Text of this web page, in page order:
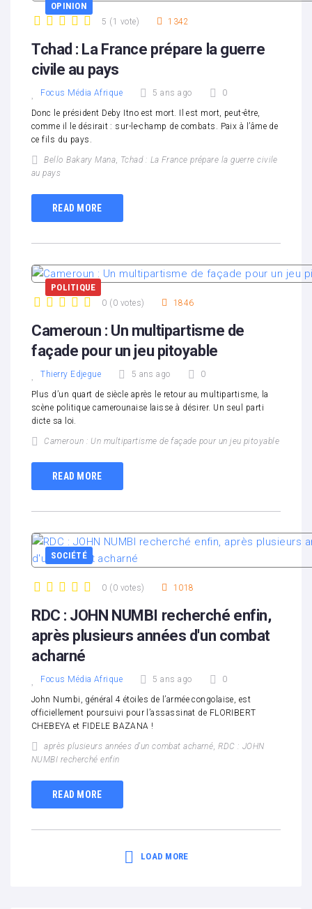
OPINION
5 ( 1 vote) 1342
Tchad : La France prépare la guerre
civile au pays
Focus Média Afrique 5 ans ago 0
Donc le président Deby Itno est mort. Il est mort, peut-être,
comme il le désirait : sur-le-champ de combats. Paix à l’âme de
ce fils du pays.
Bello Bakary Mana, Tchad : La France prépare la guerre civile
au pays
READ MORE
POLITIQUE
0 ( 0 votes) 1846
Cameroun : Un multipartisme de
façade pour un jeu pitoyable
Thierry Edjegue 5 ans ago 0
Plus d’un quart de siècle après le retour au multipartisme, la
scène politique camerounaise laisse à désirer. Un seul parti
dicte sa loi.
Cameroun : Un multipartisme de façade pour un jeu pitoyable
READ MORE
SOCIÉTÉ
0 ( 0 votes) 1018
RDC : JOHN NUMBI recherché enfin,
après plusieurs années d'un combat
acharné
Focus Média Afrique 5 ans ago 0
John Numbi, général 4 étoiles de l’armée congolaise, est
officiellement poursuivi pour l’assassinat de FLORIBERT
CHEBEYA et FIDELE BAZANA !
après plusieurs années d'un combat acharné,RDC : JOHN
NUMBI recherché enfin
READ MORE
LOAD MORE